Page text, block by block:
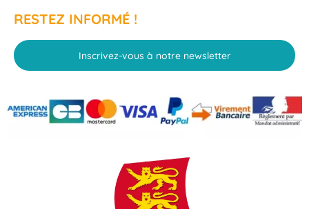
RESTEZ INFORMÉ !
Inscrivez-vous à notre newsletter